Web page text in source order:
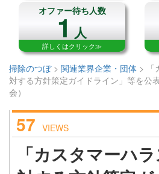
オファー待ち人数
1人
詳しくはクリック≫
掃除のつぼ> 関連業界企業・団体 >
対する方針策定ガイドライン」等を公
会）
57 VIEWS
「カスタマーハ